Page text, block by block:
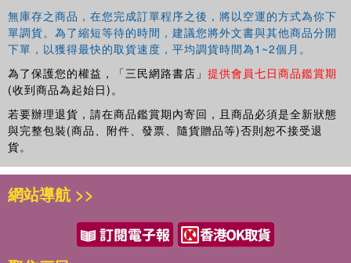
無庫存之商品，在您完成訂單程序之後，將以空運的方式為你下
單調貨。為了縮短等待的時間，建議您將外文書與其他商品分開
下單，以獲得最快的取貨速度，平均調貨時間為1~2個月。
為了保護您的權益，「三民網路書店」 提供會員七日商品鑑賞期
(收到商品為起始日)。
若要辦理退貨，請在商品鑑賞期內寄回，且商品必須是全新狀態
與完整包裝(商品、附件、發票、隨貨贈品等)否則恕不接受退
貨。
網站導航 >>